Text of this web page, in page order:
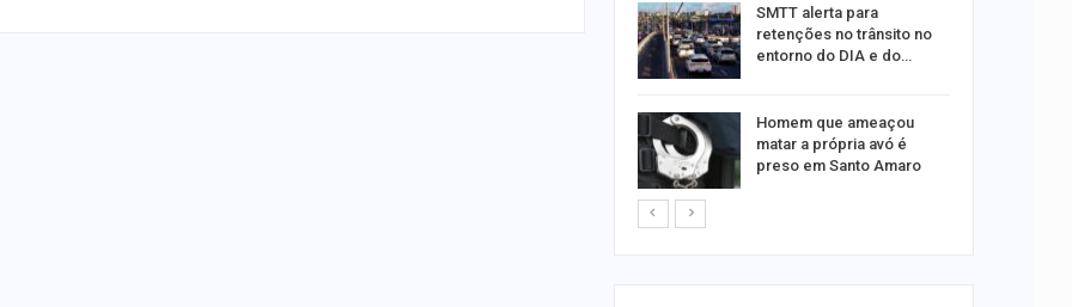
SMTT alerta para
retenções no trânsito no
entorno do DIA e do…
Homem que ameaçou
matar a própria avó é
preso em Santo Amaro